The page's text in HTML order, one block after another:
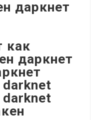
даркнет
как
даркнет
darknet
darknet